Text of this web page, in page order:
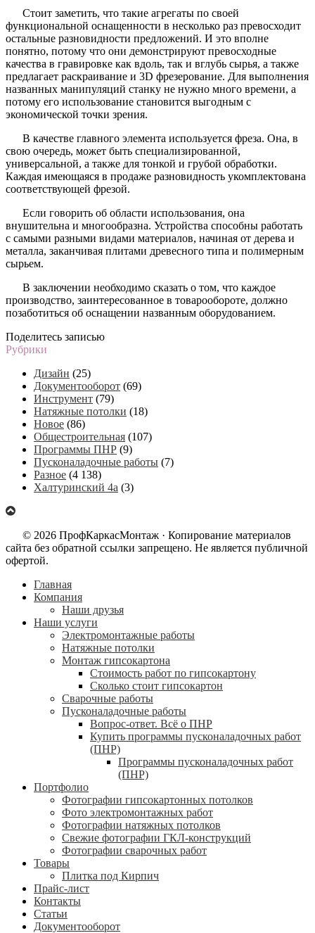
Стоит заметить, что такие агрегаты по своей
функциональной оснащенности в несколько раз превосходит
остальные разновидности предложений. И это вполне
понятно, потому что они демонстрируют превосходные
качества в гравировке как вдоль, так и вглубь сырья, а также
предлагает раскраивание и 3D фрезерование. Для выполнения
названных манипуляций станку не нужно много времени, а
потому его использование становится выгодным с
экономической точки зрения.
В качестве главного элемента используется фреза. Она, в
свою очередь, может быть специализированной,
универсальной, а также для тонкой и грубой обработки.
Каждая имеющаяся в продаже разновидность укомплектована
соответствующей фрезой.
Если говорить об области использования, она
внушительна и многообразна. Устройства способны работать
с самыми разными видами материалов, начиная от дерева и
металла, заканчивая плитами древесного типа и полимерным
сырьем.
В заключении необходимо сказать о том, что каждое
производство, заинтересованное в товарообороте, должно
позаботиться об оснащении названным оборудованием.
Поделитесь записью
Рубрики
Дизайн (25)
Документооборот (69)
Инструмент (79)
Натяжные потолки (18)
Новое (86)
Общестроительная (107)
Программы ПНР (9)
Пусконаладочные работы (7)
Разное (4 138)
Халтуринский 4а (3)
© 2026 ПрофКаркасМонтаж · Копирование материалов
сайта без обратной ссылки запрещено. Не является публичной
офертой.
Главная
Компания
Наши друзья
Наши услуги
Электромонтажные работы
Натяжные потолки
Монтаж гипсокартона
Стоимость работ по гипсокартону
Сколько стоит гипсокартон
Сварочные работы
Пусконаладочные работы
Вопрос-ответ. Всё о ПНР
Купить программы пусконаладочных работ
(ПНР)
Программы пусконаладочных работ
(ПНР)
Портфолио
Фотографии гипсокартонных потолков
Фото электромонтажных работ
Фотографии натяжных потолков
Свежие фотографии ГКЛ-конструкций
Фотографии сварочных работ
Товары
Плитка под Кирпич
Прайс-лист
Контакты
Статьи
Документооборот